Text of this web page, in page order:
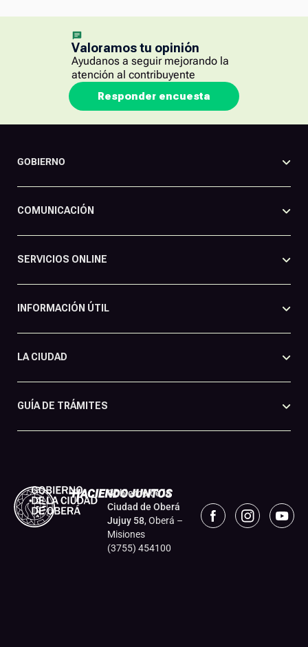
Valoramos tu opinión
Ayudanos a seguir mejorando la
atención al contribuyente
Responder encuesta
GOBIERNO
COMUNICACIÓN
SERVICIOS ONLINE
INFORMACIÓN ÚTIL
LA CIUDAD
GUÍA DE TRÁMITES
Gobierno de la
Ciudad de Oberá
Jujuy 58, Oberá –
Misiones
(3755) 454100